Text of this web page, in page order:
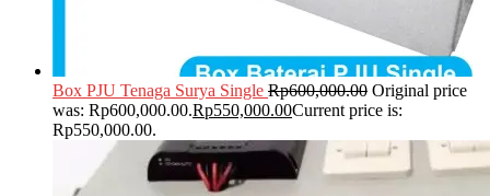
Box PJU Tenaga Surya Single Rp600,000.00 Original price
was: Rp600,000.00.Rp550,000.00Current price is:
Rp550,000.00.